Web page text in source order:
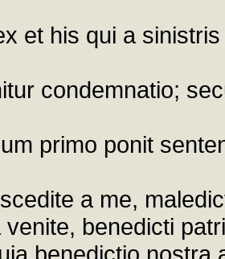
et his qui a
condemnatio;
primo ponit
a me,
venite, benedicti
benedictio nostra